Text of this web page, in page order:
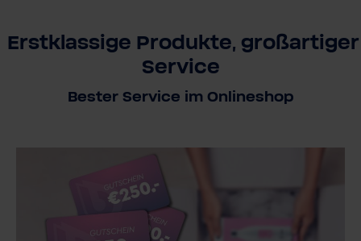
Erstklassige Produkte, großartiger
Service
Bester Service im Onlineshop